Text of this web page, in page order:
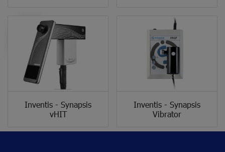
Inventis - Synapsis
vHIT
Inventis - Synapsis
Vibrator